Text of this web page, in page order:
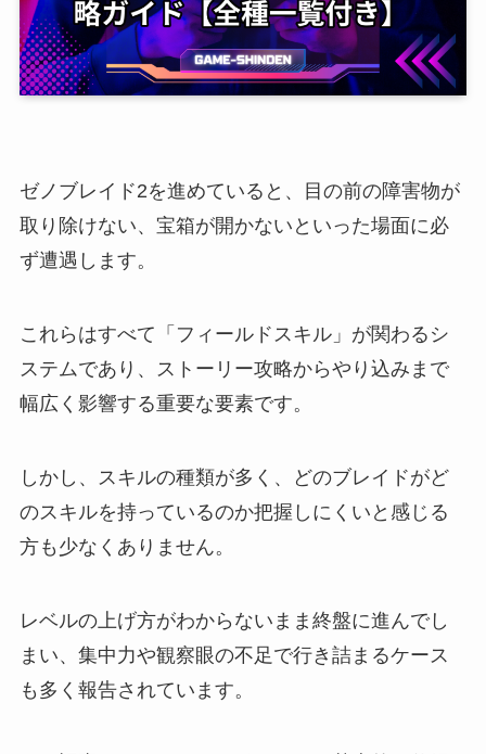
ゼノブレイド2を進めていると、目の前の障害物が
取り除けない、宝箱が開かないといった場面に必
ず遭遇します。
これらはすべて「フィールドスキル」が関わるシ
ステムであり、ストーリー攻略からやり込みまで
幅広く影響する重要な要素です。
しかし、スキルの種類が多く、どのブレイドがど
のスキルを持っているのか把握しにくいと感じる
方も少なくありません。
レベルの上げ方がわからないまま終盤に進んでし
まい、集中力や観察眼の不足で行き詰まるケース
も多く報告されています。